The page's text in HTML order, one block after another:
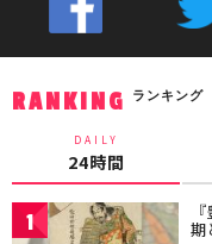
RANKING ランキング
DAILY
24時間
1 期